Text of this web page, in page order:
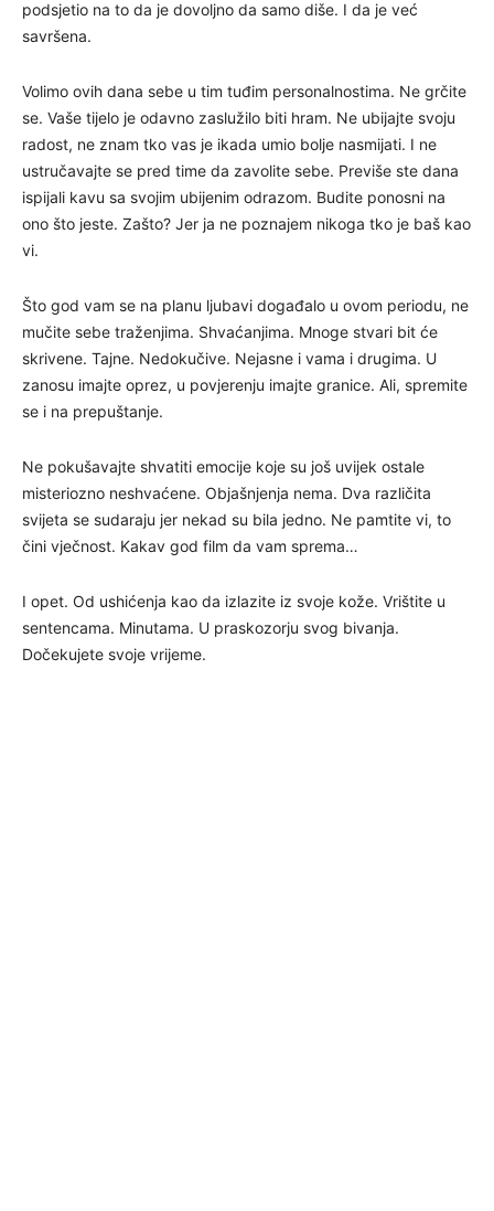
podsjetio na to da je dovoljno da samo diše. I da je već
savršena.
Volimo ovih dana sebe u tim tuđim personalnostima. Ne grčite
se. Vaše tijelo je odavno zaslužilo biti hram. Ne ubijajte svoju
radost, ne znam tko vas je ikada umio bolje nasmijati. I ne
ustručavajte se pred time da zavolite sebe. Previše ste dana
ispijali kavu sa svojim ubijenim odrazom. Budite ponosni na
ono što jeste. Zašto? Jer ja ne poznajem nikoga tko je baš kao
vi.
Što god vam se na planu ljubavi događalo u ovom periodu, ne
mučite sebe traženjima. Shvaćanjima. Mnoge stvari bit će
skrivene. Tajne. Nedokučive. Nejasne i vama i drugima. U
zanosu imajte oprez, u povjerenju imajte granice. Ali, spremite
se i na prepuštanje.
Ne pokušavajte shvatiti emocije koje su još uvijek ostale
misteriozno neshvaćene. Objašnjenja nema. Dva različita
svijeta se sudaraju jer nekad su bila jedno. Ne pamtite vi, to
čini vječnost. Kakav god film da vam sprema…
I opet. Od ushićenja kao da izlazite iz svoje kože. Vrištite u
sentencama. Minutama. U praskozorju svog bivanja.
Dočekujete svoje vrijeme.